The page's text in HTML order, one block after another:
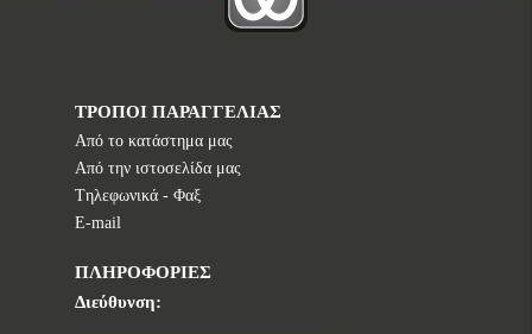
ΤΡΟΠΟΙ ΠΑΡΑΓΓΕΛΙΑΣ
Από το κατάστημα μας
Από την ιστοσελίδα μας
Tηλεφωνικά - Φαξ
E-mail
ΠΛΗΡΟΦΟΡΙΕΣ
Διεύθυνση: